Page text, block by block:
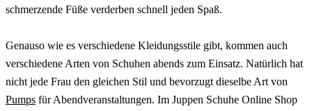
schmerzende Füße verderben schnell jeden Spaß.
Genauso wie es verschiedene Kleidungsstile gibt, kommen auch
verschiedene Arten von Schuhen abends zum Einsatz. Natürlich hat
nicht jede Frau den gleichen Stil und bevorzugt dieselbe Art von
Pumps für Abendveranstaltungen. Im Juppen Schuhe Online Shop